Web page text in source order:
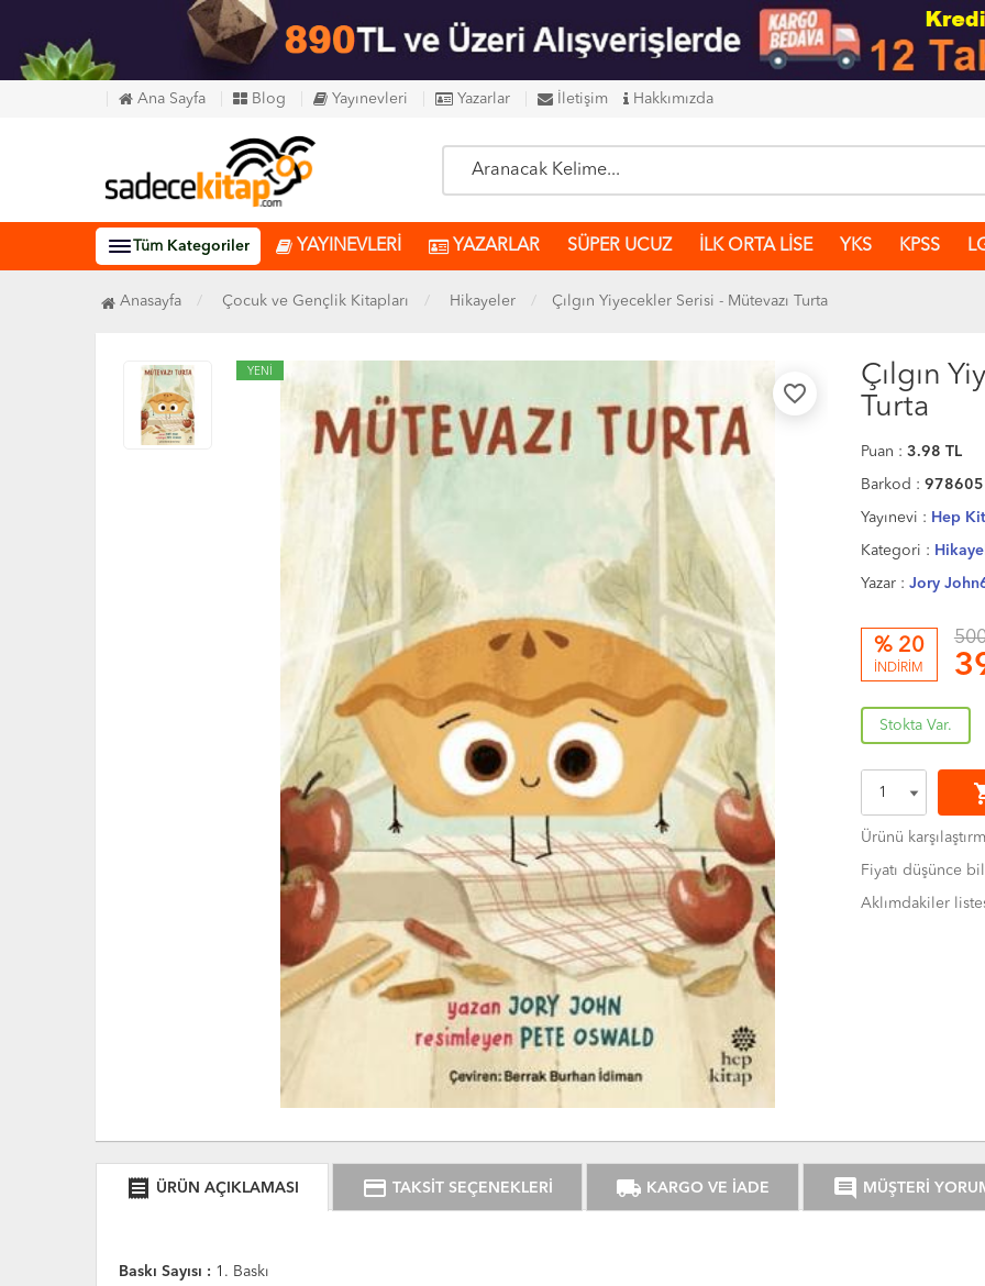
Ana Sayfa Blog Yayınevleri Yazarlar İletişim Hakkımızda
Tüm Kategoriler YAYINEVLERİ YAZARLAR SÜPER UCUZ İLK ORTA LİSE YKS KPSS
Anasayfa Çocuk ve Gençlik Kitapları Hikayeler Çılgın Yiyecekler Serisi - Mütevazı Turta
YENİ
favorite_border
Çılgın
Turta
Puan : 3.98 TL
Barkod :
Yayınevi : Hep
Kategori :
Yazar : Jory
% 20
İNDİRİM
Stokta Var.
Ürünü
Fiyatı düşünce
Aklımdakiler
receipt ÜRÜN AÇIKLAMASI credit_card TAKSİT SEÇENEKLERİ local_shipping KARGO VE İADE comment MÜŞTERİ
Baskı Sayısı : 1. Baskı